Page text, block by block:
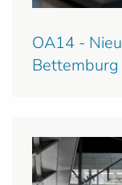
OA14 -
Bettemburg